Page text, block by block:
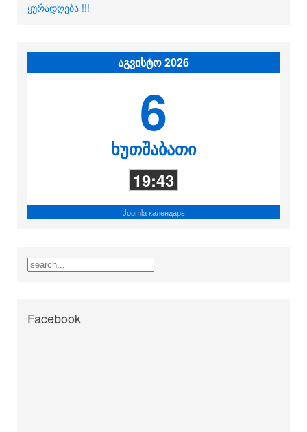
ყურადღება !!!
აგვისტო 2026
6
ხუთშაბათი
19:43
Joomla календарь
Facebook